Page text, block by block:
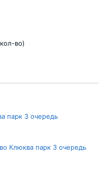
во)
парк 3 очередь
Клюква парк 3 очередь